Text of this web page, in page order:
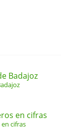
Badajoz
en cifras
cifras